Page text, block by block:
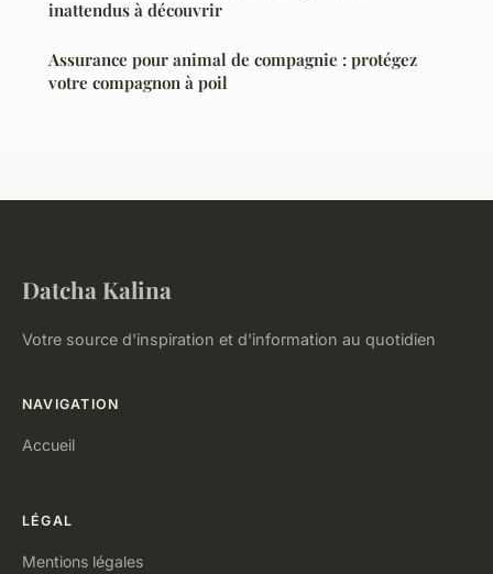
inattendus à découvrir
Assurance pour animal de compagnie : protégez
votre compagnon à poil
Datcha Kalina
Votre source d'inspiration et d'information au quotidien
NAVIGATION
Accueil
LÉGAL
Mentions légales